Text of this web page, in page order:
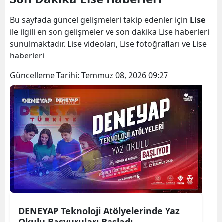
Bingöl
Bolu
Burdur
Bursa
Çanakkale
Çankırı
Çorum
Denizli
Diyarbakır
Bu sayfada güncel gelişmeleri takip edenler için Lise
ile ilgili en son gelişmeler ve son dakika Lise haberleri
sunulmaktadır. Lise videoları, Lise fotoğrafları ve Lise
haberleri
Güncelleme Tarihi: Temmuz 08, 2026 09:27
DENEYAP Teknoloji Atölyelerinde Yaz